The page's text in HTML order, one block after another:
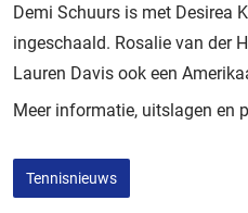
Demi Schuurs is met Desirea
ingeschaald. Rosalie van der
Lauren Davis ook een
Meer informatie, uitslagen en
Tennisnieuws